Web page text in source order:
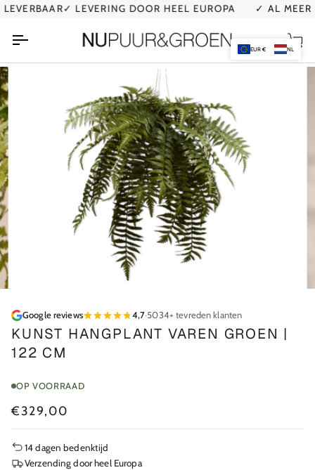
Ga
inhoud
✓ LEVERING DOOR HEEL EUROPA ✓ AL MEER
Google reviews 4,7·5034+ tevreden klanten
KUNST HANGPLANT VAREN GROEN |
122 CM
OP VOORRAAD
€329,00
14 dagen bedenktijd
Verzending door heel Europa
EUR € NL